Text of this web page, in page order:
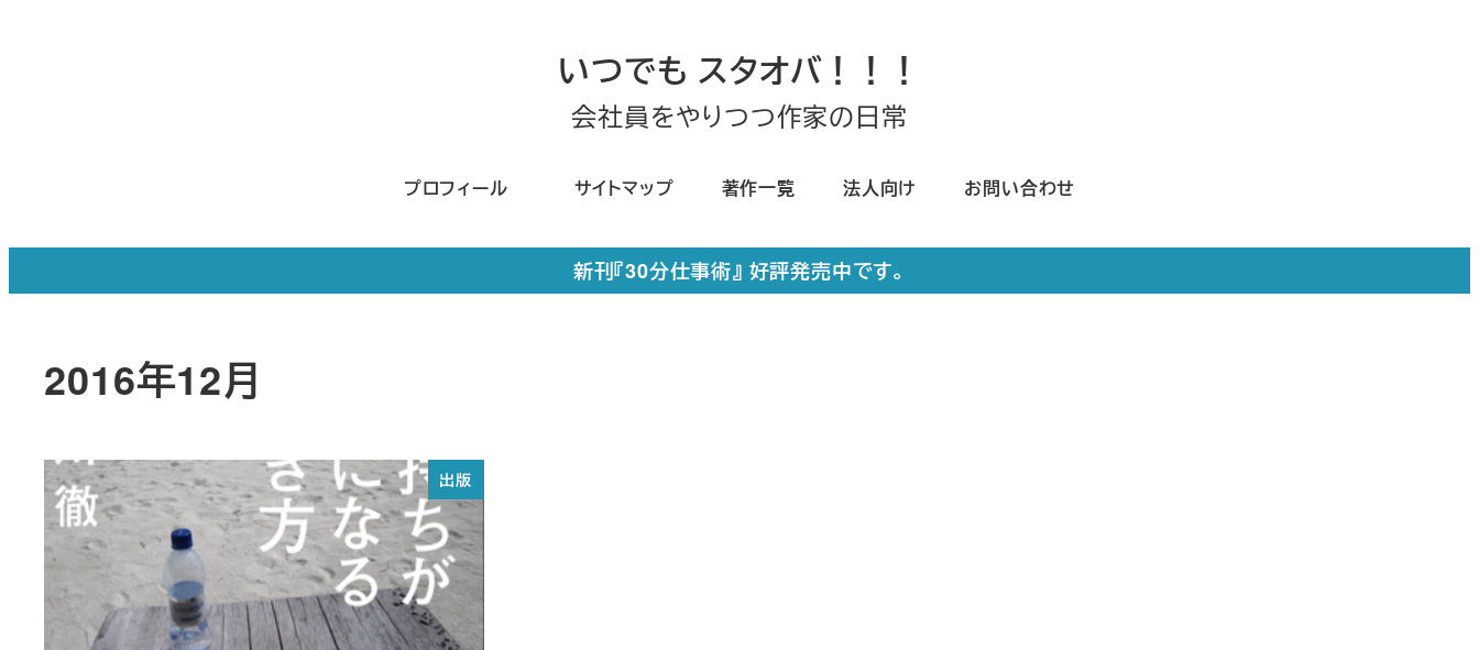
いつでも スタオバ！！！
会社員をやりつつ作家の日常
プロフィール サイトマップ 著作一覧 法人向け お問い合わせ
新刊『30分仕事術』 好評発売中です。
2016年12月
出版